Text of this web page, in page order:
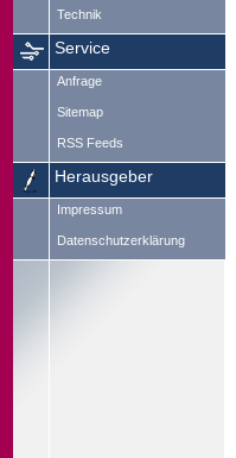
Technik
Service
Anfrage
Sitemap
RSS Feeds
Herausgeber
Impressum
Datenschutzerklärung